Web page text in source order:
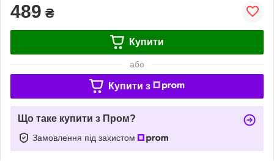
489 ₴
Купити
або
Купити з
Що таке купити з Пром?
Замовлення під захистом